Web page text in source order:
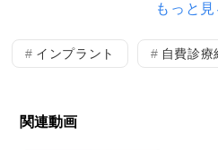
別動画 インプラント メリ
長編動画です。
・歯を失った場合の選択肢
もっと見
インプラント 自費診
関連動画